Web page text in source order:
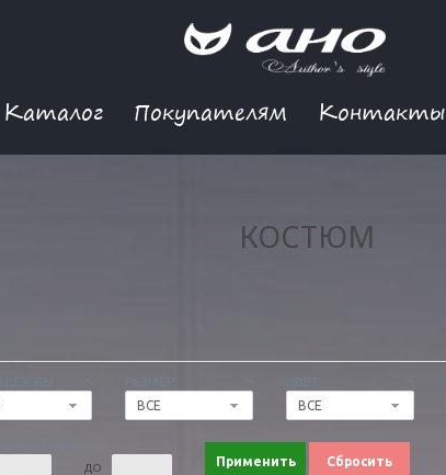
Каталог Покупателям Контакты
КОСТЮМ
ВСЕ
ВСЕ
ДО Применить Сбросить